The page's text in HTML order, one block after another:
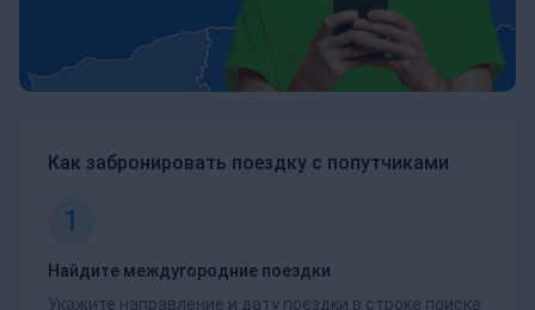
Как забронировать поездку с попутчиками
1
Найдите междугородние поездки
Укажите направление и дату поездки в строке поиска